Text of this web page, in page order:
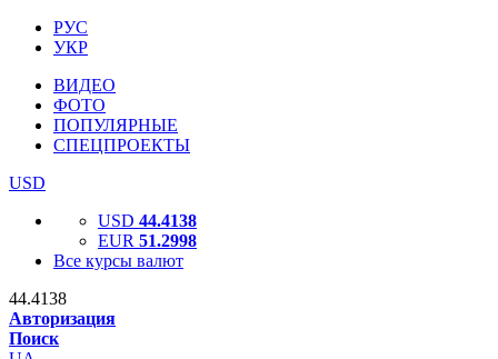
РУС
УКР
ВИДЕО
ФОТО
ПОПУЛЯРНЫЕ
СПЕЦПРОЕКТЫ
USD
USD 44.4138
EUR 51.2998
Все курсы валют
44.4138
Авторизация
Поиск